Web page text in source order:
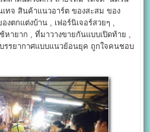
ทจ สินค้าแนวอาร์ต ของสะสม ของ
ตกแต่งบ้าน , เฟอร์นิเจอร์สวยๆ ,
หายาก , ที่มาวางขายกันแบบเปิดท้าย ,
รรยากาศแบบแนวย้อนยุค ถูกใจคนชอบ